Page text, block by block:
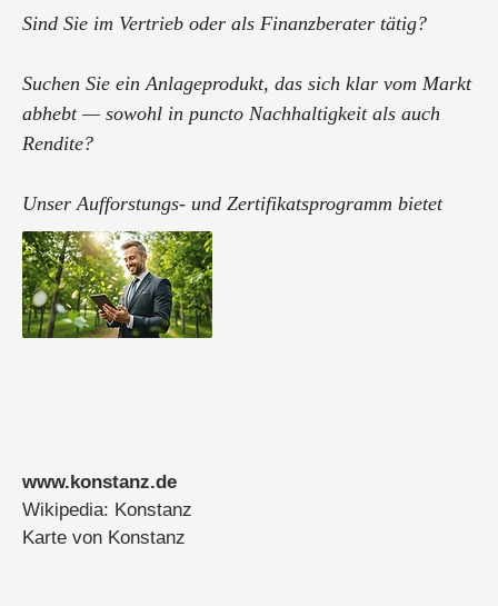
Sind Sie im Vertrieb oder als Finanzberater tätig?
Suchen Sie ein Anlageprodukt, das sich klar vom Markt
abhebt — sowohl in puncto Nachhaltigkeit als auch
Rendite?
Unser Aufforstungs‑ und Zertifikats­programm bietet
Ihnen exakt das: Beteiligung an echten
Aufforstungsflächen in Afrika inkl. CO₂‑Zertifikaten +
Holz­handelserlös.
www.konstanz.de
Wikipedia: Konstanz
Karte von Konstanz